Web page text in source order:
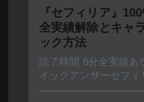
『セフィリア』
全実績解除とキャ
ック方法
読了時間 6分全実績あ
イックアンサーセフ